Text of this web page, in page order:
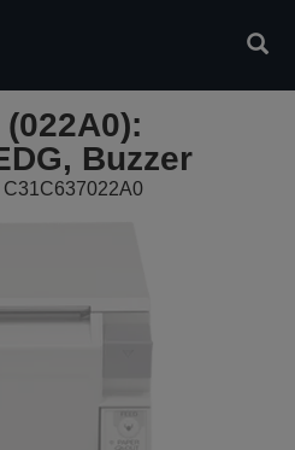
Buzzer
C31C637022A0